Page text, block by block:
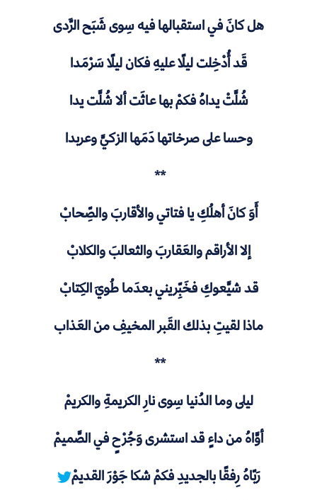
هل كانَ في استقبالها فيه سِوى شَبَح الرَّدى
قَد أُدْخِلت ليلًا عليهِ فكان ليلًا سَرْمَدا
شُلَّتْ يداهُ فكمْ بها عاثَت ألا شُلَّت يدا
وحسا على صرخاتها دَمَها الزكيَّ وعربدا
**
أَوَ كانَ أهلُكِ يا فتاتي والأقاربَ والصِّحابْ
إلا الأراقم والعَقاربَ والثعالبَ والكلابْ
قد شيَّعوكِ فخَبِّريني بعدَما طُويَ الكِتابْ
ماذا لقيتِ بذلك القَبر المخيفِ من العَذاب
**
ليلى وما الدُنيا سِوى نارِ الكريمةِ والكريمْ
أوَّاهُ من داءٍ قد استشرى وَجُرْحٍ في الصَّميمْ
رَبّاهُ رِفقًا بالجديدِ فكمْ شكا جَوْرَ القديمْ